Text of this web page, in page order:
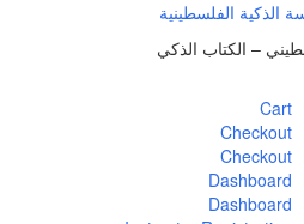
الذكية الفلسطينية
– الكتاب الذكي
Cart
Checkout
Checkout
Dashboard
Dashboard